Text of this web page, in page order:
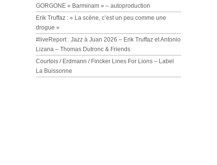
GORGONE « Barminam » – autoproduction
Erik Truffaz : « La scène, c’est un peu comme une
drogue »
#liveReport : Jazz à Juan 2026 – Erik Truffaz et Antonio
Lizana – Thomas Dutronc & Friends
Courtois / Erdmann / Fincker Lines For Lions – Label
La Buissonne